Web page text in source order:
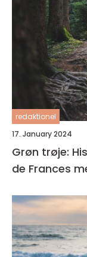
redaktionel
17. January 2024
Grøn trøje:
de Frances